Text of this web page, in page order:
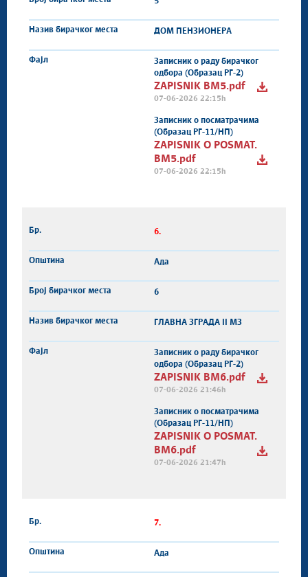
ДОМ ПЕНЗИОНЕРА
Записник о раду бирачког
одбора (Образац РГ-2)
ZAPISNIK BM5.pdf
07-06-2026 22:15h
Записник о посматрачима
(Образац РГ-11/НП)
ZAPISNIK O POSMAT.
BM5.pdf
07-06-2026 22:15h
6.
Ада
6
ГЛАВНА ЗГРАДА II МЗ
Записник о раду бирачког
одбора (Образац РГ-2)
ZAPISNIK BM6.pdf
07-06-2026 21:46h
Записник о посматрачима
(Образац РГ-11/НП)
ZAPISNIK O POSMAT.
BM6.pdf
07-06-2026 21:47h
7.
Ада